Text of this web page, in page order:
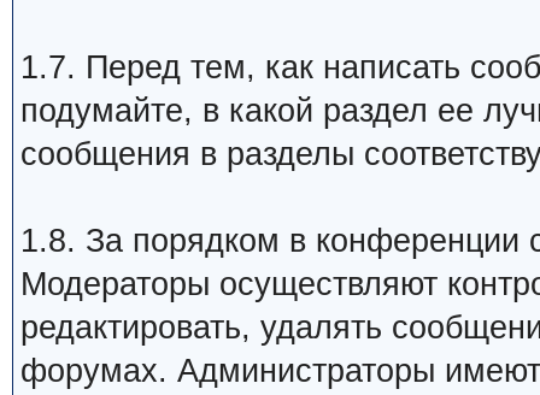
1.7. Перед тем, как написать
подумайте, в какой раздел ее
сообщения в разделы
1.8. За порядком в конференции
Модераторы осуществляют
редактировать, удалять
форумах. Администраторы